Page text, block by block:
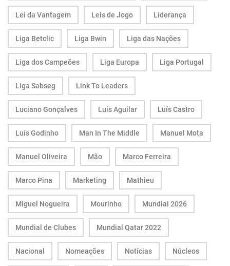
Lei da Vantagem Leis de Jogo Liderança
Liga Betclic Liga Bwin Liga das Nações
Liga dos Campeões Liga Europa Liga Portugal
Liga Sabseg Link To Leaders
Luciano Gonçalves Luís Aguilar Luís Castro
Luís Godinho Man In The Middle Manuel Mota
Manuel Oliveira Mão Marco Ferreira
Marco Pina Marketing Mathieu
Miguel Nogueira Mourinho Mundial 2026
Mundial de Clubes Mundial Qatar 2022
Nacional Nomeações Notícias Núcleos